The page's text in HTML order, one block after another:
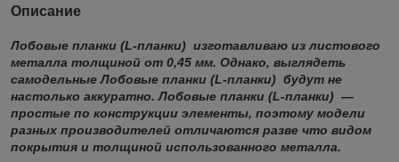
Описание
Лобовые планки (L-планки) изготавливаю из листового
металла толщиной от 0,45 мм. Однако, выглядеть
самодельные Лобовые планки (L-планки) будут не
настолько аккуратно. Лобовые планки (L-планки) —
простые по конструкции элементы, поэтому модели
разных производителей отличаются разве что видом
покрытия и толщиной использованного металла.